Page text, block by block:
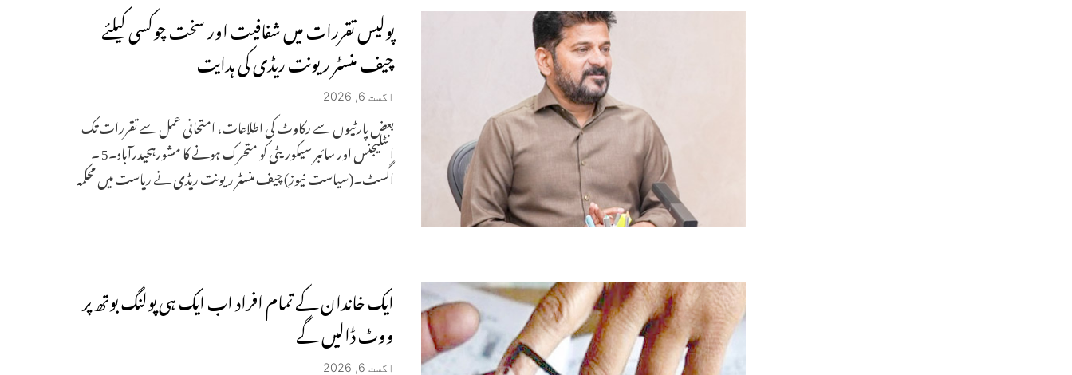
پولیس تقررات میں شفافیت اور سخت چوکسی کیلئے
چیف منسٹر ریونت ریڈی کی ہدایت
اگست 6, 2026
بعض پارٹیوں سے رکاوٹ کی اطلاعات، امتحانی عمل سے تقررات تک
انٹلیجنس اور سائبر سیکوریٹی کو متحرک ہونے کا مشورہحیدرآباد۔5 ۔
اگسٹ۔(سیاست نیوز) چیف منسٹر ریونت ریڈی نے ریاست میں محکمہ
ایک خاندان کے تمام افراد اب ایک ہی پولنگ بوتھ پر
ووٹ ڈالیں گے
اگست 6, 2026